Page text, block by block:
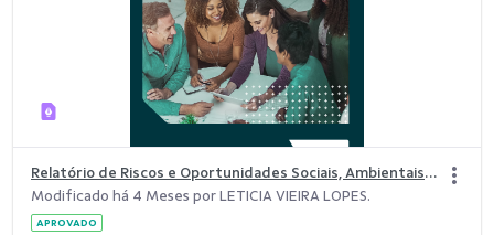
Relatório de Riscos e Oportunidades Sociais, Ambientais e Climáticas (GRSAC) 2025
Modificado há 4 Meses por LETICIA VIEIRA LOPES.
APROVADO